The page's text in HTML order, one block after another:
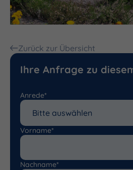
Zurück zur Übersicht
Ihre Anfrage zu
Anrede*
Vorname*
Nachname*